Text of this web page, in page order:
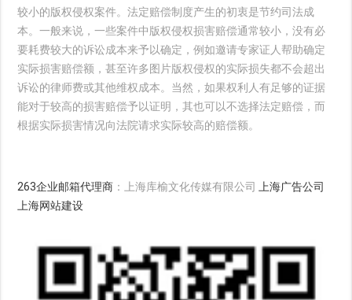
较小的版权侵权案件。法定赔偿制度产生的初衷是节约司法成
本。一般来说，一些案件中版权侵权损害赔偿通常较小，没有必
要耗费较大的诉讼成本来予以确定，例如邀请专家证人帮助确定
实际损害赔偿额，甚至许多图片版权侵权的实际损失都不会超出
诉讼的律师费或其他维权成本。当然，如果权利人有足够的证据
能对于较高的损害赔偿予以证明，其也可以不选择法定赔偿，而
根据实际损害情况向法院请求实际较高的赔偿额。
263企业邮箱代理商 ：上海库榆文化传媒有限公司
上海广告公司
上海网站建设